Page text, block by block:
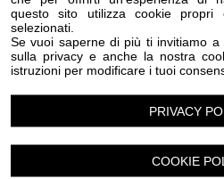
questo sito utilizza cookie
selezionati.
Se vuoi saperne di più ti invitiamo
sulla privacy e anche la nostra
istruzioni per modificare i tuoi
PRIVACY
COOKIE
Luogo dell'evento su Google
Condividi:
FESTA DELLA LAVANDA